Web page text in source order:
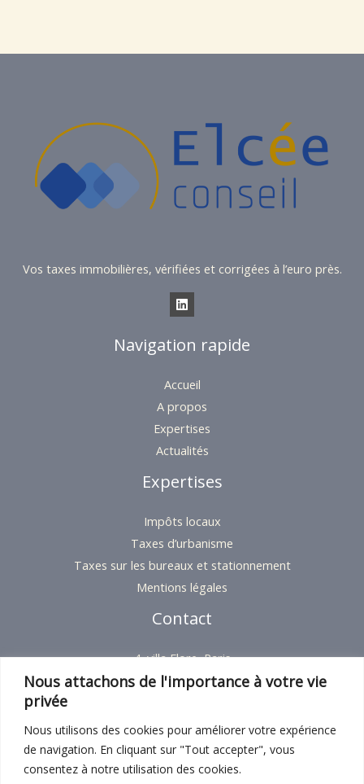
Nous attachons de l'importance à votre vie
privée
Nous utilisons des cookies pour améliorer votre expérience
de navigation. En cliquant sur "Tout accepter", vous
consentez à notre utilisation des cookies.
Vos taxes immobilières, vérifiées et corrigées à l’euro près.
Navigation rapide
Accueil
A propos
Expertises
Actualités
Expertises
Impôts locaux
Taxes d’urbanisme
Taxes sur les bureaux et stationnement
Mentions légales
Contact
4, villa Flore, Paris
+33 9 54 18 23 37